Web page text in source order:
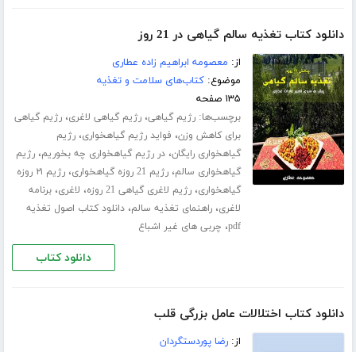
دانلود کتاب تغذیه سالم گیاهی در 21 روز
از: معصومه ابراهیم زاده عطاری
موضوع:کتاب‌های سلامت و تغذیه
۱۳۵ صفحه
برچسب‌ها:رژیم گیاهی،رژیم گیاهی لاغری،رژیم گیاهی
برای کاهش وزن، فواید رژیم گیاهخواری،رژیم
گیاهخواری رایگان،در رژیم گیاهخواری چه بخوریم،رژیم
گیاهخواری سالم،رژیم 21 روزه گیاهخواری ،
رژیم ۲۱ روزه
گیاهخواری،رژیم لاغری گیاهی 21 روزه ، لاغری،برنامه
لاغری،راهنمای تغذیه سالم،دانلود کتاب اصول تغذیه
pdf، چربی های غیر اشباع
دانلود کتاب
دانلود کتاب اختلالات عامل بزرگی قلب
از:رضا پوردستگردان